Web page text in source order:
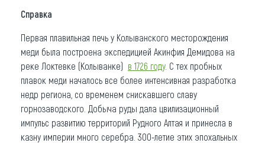
Справка
Первая плавильная печь у Колыванского месторождения
меди была построена экспедицией Акинфия Демидова на
реке Локтевке (Колыванке) в 1726 году. С тех пробных
плавок меди началось все более интенсивная разработка
недр региона, со временем снискавшего славу
горнозаводского. Добыча руды дала цвилизационный
импульс развитию территорий Рудного Алтая и принесла в
казну империи много серебра. 300-летие этих эпохальных